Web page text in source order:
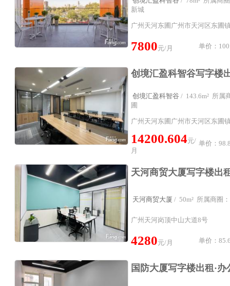
新城
广州天河东圃广州市天河区东圃
7800元/月 单价：100
创境汇盈科智谷 / 143.6m² 所属
圃
广州天河东圃广州市天河区东圃
14200.604元/
月
单价：
天河商贸大厦 / 50m² 所属商圈
广州天河岗顶中山大道8号
4280元/月 单价：